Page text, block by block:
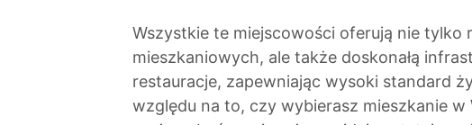
Wszystkie te miejscowości oferują nie
mieszkaniowych, ale także doskonałą
restauracje, zapewniając wysoki standard
względu na to, czy wybierasz mieszkanie w